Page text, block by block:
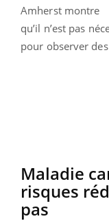
Amherst montre
qu’il n’est pas
pour observer
Maladie
risques
pas